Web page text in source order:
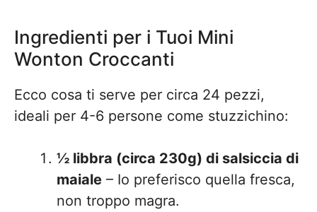
Ingredienti per i Tuoi Mini
Wonton Croccanti
Ecco cosa ti serve per circa 24 pezzi,
ideali per 4-6 persone come stuzzichino:
½ libbra (circa 230g) di salsiccia di
maiale – Io preferisco quella fresca,
non troppo magra.